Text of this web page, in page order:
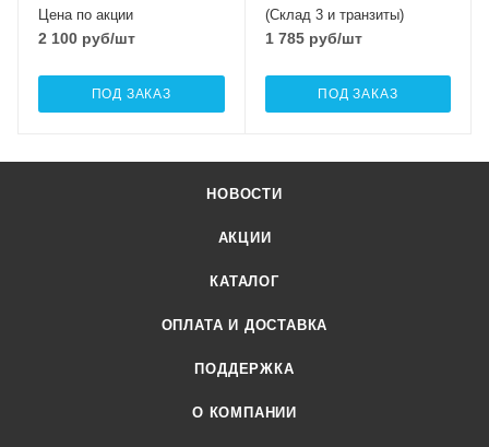
Цена по акции
2 100 руб/шт
ПОД ЗАКАЗ
(Склад 3 и транзиты)
1 785руб/шт
ПОД ЗАКАЗ
НОВОСТИ
АКЦИИ
КАТАЛОГ
ОПЛАТА И ДОСТАВКА
ПОДДЕРЖКА
О КОМПАНИИ